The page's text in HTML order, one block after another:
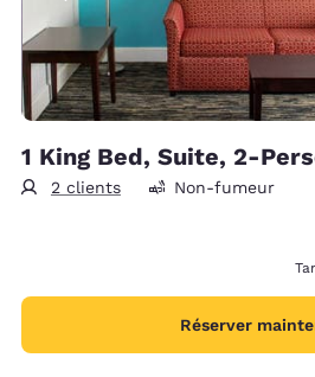
1 King Bed, Suite, 2-
2 clients Non-fumeur
Réserver